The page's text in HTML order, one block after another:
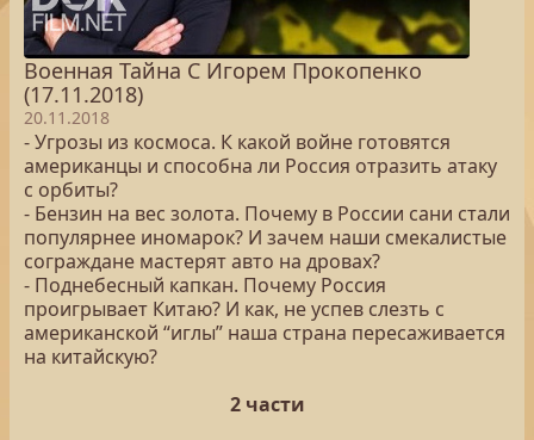
Военная Тайна С Игорем Прокопенко
(17.11.2018)
20.11.2018
- Угрозы из космоса. К какой войне готовятся
американцы и способна ли Россия отразить атаку
с орбиты?
- Бензин на вес золота. Почему в России сани стали
популярнее иномарок? И зачем наши смекалистые
сограждане мастерят авто на дровах?
- Поднебесный капкан. Почему Россия
проигрывает Китаю? И как, не успев слезть с
американской “иглы” наша страна пересаживается
на китайскую?
2 части